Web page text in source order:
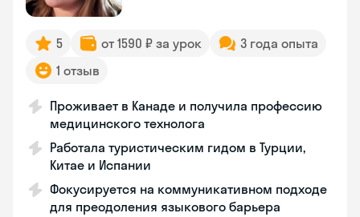
5 от 1590 ₽ за урок
3 года опыта
1 отзыв
Проживает в Канаде и получила профессию
медицинского технолога
Работала туристическим гидом в Турции,
Китае и Испании
Фокусируется на коммуникативном подходе
для преодоления языкового барьера